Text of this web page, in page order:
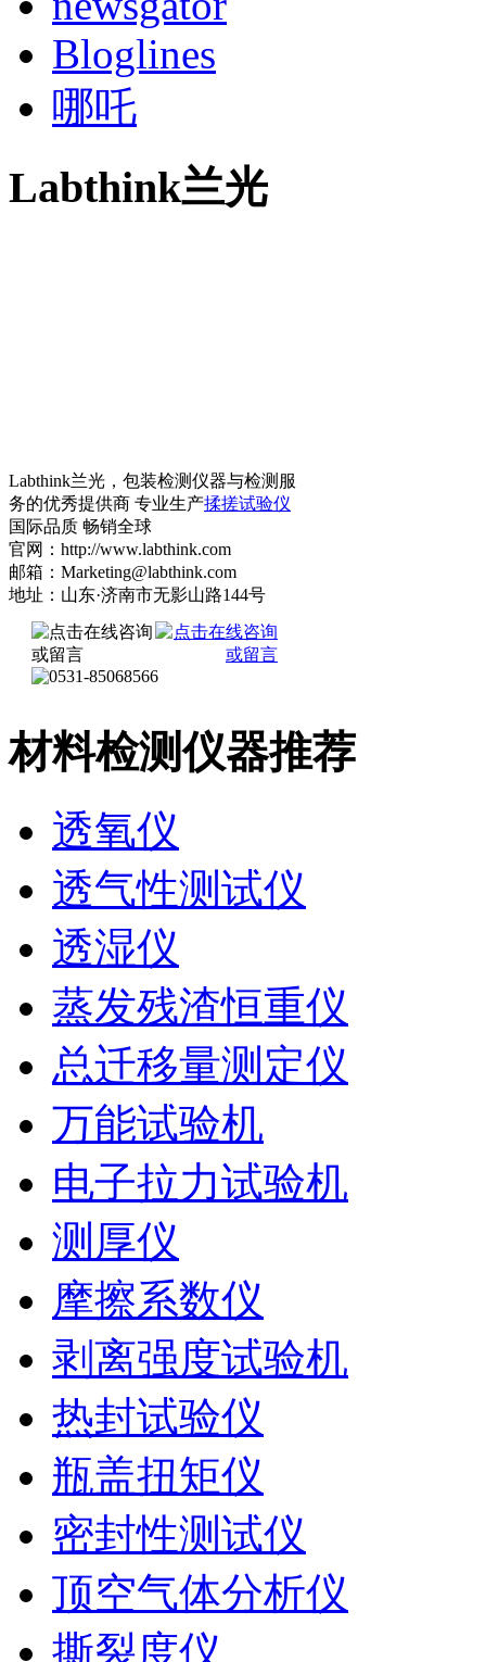
Bloglines
哪吒
Labthink兰光
Labthink兰光，包装检测仪器与检测服
务的优秀提供商 专业生产揉搓试验仪
国际品质 畅销全球
官网：http://www.labthink.com
邮箱：Marketing@labthink.com
地址：山东·济南市无影山路144号
材料检测仪器推荐
透氧仪
透气性测试仪
透湿仪
蒸发残渣恒重仪
总迁移量测定仪
万能试验机
电子拉力试验机
测厚仪
摩擦系数仪
剥离强度试验机
热封试验仪
瓶盖扭矩仪
密封性测试仪
顶空气体分析仪
撕裂度仪